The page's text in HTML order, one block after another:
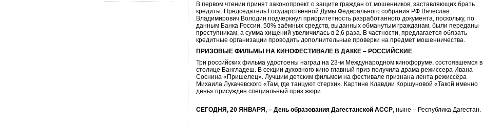
В первом чтении принят законопроект о защите граждан от мошенников, заставляющих брать
кредиты. Председатель Государственной Думы Федерального собрания РФ Вячеслав
Владимирович Володин подчеркнул приоритетность разработанного документа, поскольку, по
данным Банка России, 50% заёмных средств, выданных обманутым гражданам, были переданы
преступникам, а сумма хищений увеличилась в 2,6 раза. В частности, предлагается обязать
кредитные организации проводить дополнительные проверки на предмет мошенничества.
ПРИЗОВЫЕ ФИЛЬМЫ НА КИНОФЕСТИВАЛЕ В ДАККЕ – РОССИЙСКИЕ
Три российских фильма удостоены наград на 23-м Международном кинофоруме, состоявшемся в
столице Бангладеш. В секции духовного кино главный приз получила драма режиссера Ивана
Соснина «Пришелец». Лучшим детским фильмом на фестивале признана лента режиссёра
Михаила Лукачевского «Там, где танцуют стерхи». Картине Клавдии Коршуновой «Такой именно
день» присуждён специальный приз жюри
СЕГОДНЯ, 20 ЯНВАРЯ, – День образования Дагестанской АССР, ныне – Республика Дагестан.